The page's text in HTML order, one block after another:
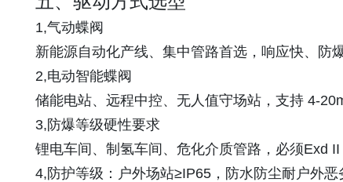
1,气动蝶阀
新能源自动化产线、集中管路首选，响应快、防
2,电动智能蝶阀
储能电站、远程中控、无人值守场站，支持 4-
3,防爆等级硬性要求
锂电车间、制氢车间、危化介质管路，必须Exd
4,防护等级：户外场站≥IP65，防水防尘耐户外恶